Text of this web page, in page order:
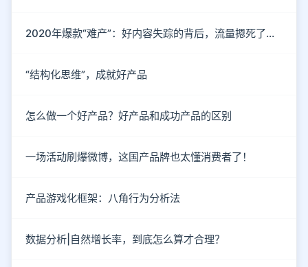
2020年爆款“难产”：好内容失踪的背后，流量摁死了内容
“结构化思维”，成就好产品
怎么做一个好产品？好产品和成功产品的区别
一场活动刷爆微博，这国产品牌也太懂消费者了！
产品游戏化框架：八角行为分析法
数据分析|自然增长率，到底怎么算才合理？